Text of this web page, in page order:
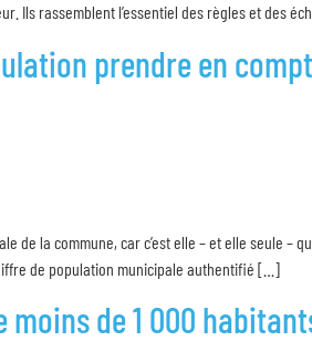
Ils rassemblent l’essentiel des règles et
prendre en
de la commune, car c’est elle – et elle seule –
de population municipale authentifié […]
moins de 1 000